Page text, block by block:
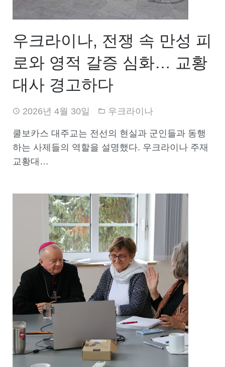
우크라이나, 전쟁 속 만성 피
로와 영적 갈증 심화… 교황
대사 경고하다
2026년 4월 30일 우크라이나
쿨보카스 대주교는 전선의 현실과 군인들과 동행
하는 사제들의 역할을 설명했다. 우크라이나 주재
교황대…